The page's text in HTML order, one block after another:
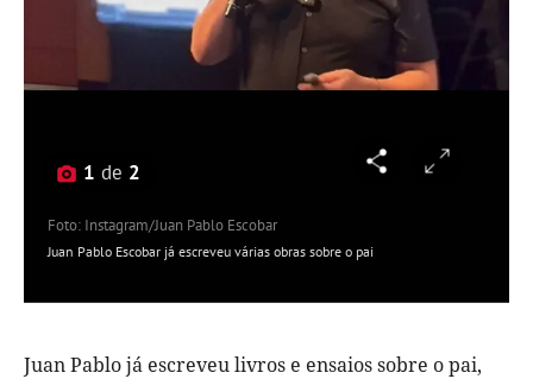
1 de 2
Juan Pablo Escobar já escreveu várias obras sobre o pai
Foto: Instagram/Juan Pablo Escobar
Juan Pablo já escreveu livros e ensaios sobre o pai,